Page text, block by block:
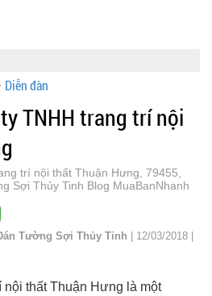
Diễn đàn
TNHH trang trí nội
trí nội thất Thuận Hưng, 79455,
Sợi Thủy Tinh Blog MuaBanNhanh
Tường Sợi Thủy Tinh | 12/03/2018 |
nội thất Thuận Hưng là một